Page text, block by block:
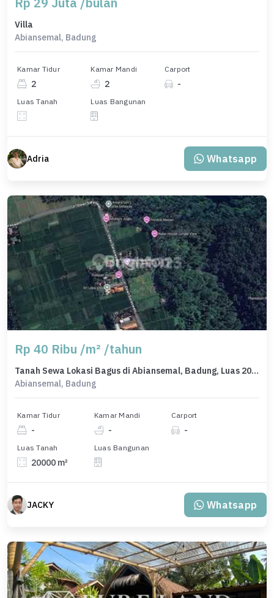
Villa
Abiansemal, Badung
Kamar Tidur
2
Kamar Mandi
2
Carport
-
Luas Tanah Luas Bangunan
Adria Whatsapp
Rp 40 Ribu /m² /tahun
Tanah Sewa Lokasi Bagus di Abiansemal, Badung, Luas 20000m²
Abiansemal, Badung
Kamar Tidur
-
Kamar Mandi
-
Carport
-
Luas Tanah
20000 m²
Luas Bangunan
JACKY Whatsapp